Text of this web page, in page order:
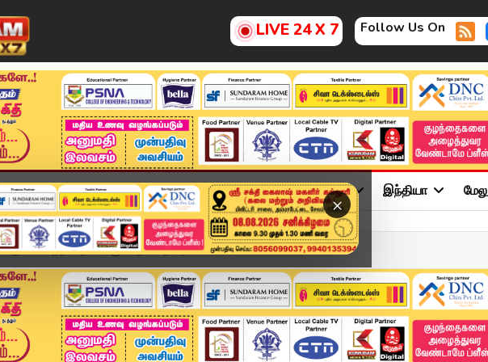
LIVE 24 X 7 Follow Us On
×
அண்மை தமிழ்நாடு சினிமா அரசியல் விளையாட்டு இந்தியா
அறிவாலயத்தில் தயாராகும் பதவி பறிப்பு லிஸ்ட்.. க...